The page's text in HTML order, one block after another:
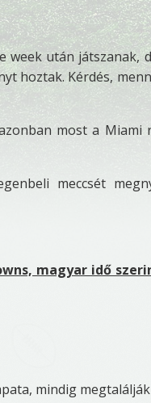
week után játszanak,
hoztak. Kérdés,
most a Miami
meccsét
magyar idő
mindig